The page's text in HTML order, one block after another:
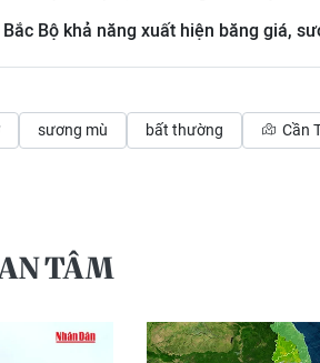
Bộ khả năng xuất hiện băng giá,
sương mù bất thường Cần
TÂM